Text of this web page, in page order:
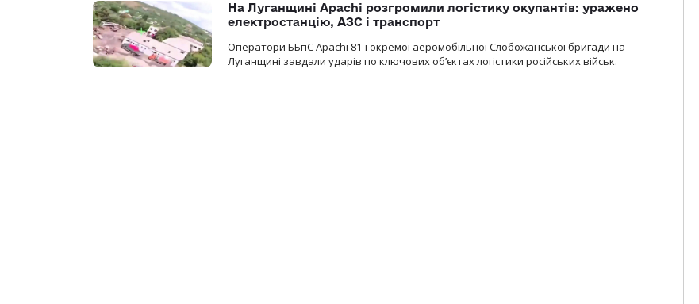
На Луганщині Apachi розгромили логістику окупантів: уражено
електростанцію, АЗС і транспорт
Оператори ББпС Apachi 81-ї окремої аеромобільної Слобожанської бригади на
Луганщині завдали ударів по ключових об’єктах логістики російських військ.